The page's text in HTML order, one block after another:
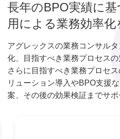
長年のBPO実績に
用による業務効率化
アグレックスの業務コンサル
化、目指すべき業務プロセスの
さらに目指すべき業務プロセ
リューション導入やBPO支援
案、その後の効果検証までサポ